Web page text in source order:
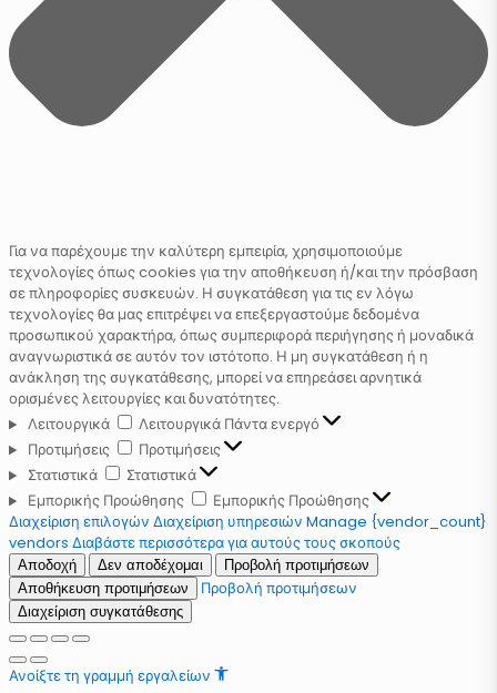
Για να παρέχουμε την καλύτερη εμπειρία, χρησιμοποιούμε
τεχνολογίες όπως cookies για την αποθήκευση ή/και την πρόσβαση
σε πληροφορίες συσκευών. Η συγκατάθεση για τις εν λόγω
τεχνολογίες θα μας επιτρέψει να επεξεργαστούμε δεδομένα
προσωπικού χαρακτήρα, όπως συμπεριφορά περιήγησης ή μοναδικά
αναγνωριστικά σε αυτόν τον ιστότοπο. Η μη συγκατάθεση ή η
ανάκληση της συγκατάθεσης, μπορεί να επηρεάσει αρνητικά
ορισμένες λειτουργίες και δυνατότητες.
Λειτουργικά
Λειτουργικά Πάντα ενεργό
Προτιμήσεις
Προτιμήσεις
Στατιστικά
Στατιστικά
Εμπορικής Προώθησης
Εμπορικής Προώθησης
Διαχείριση επιλογών Διαχείριση υπηρεσιών Manage {vendor_count}
vendors Διαβάστε περισσότερα για αυτούς τους σκοπούς
Αποδοχή Δεν αποδέχομαι
Προβολή προτιμήσεων
Αποθήκευση προτιμήσεων
Προβολή προτιμήσεων
Διαχείριση συγκατάθεσης
Ανοίξτε τη γραμμή εργαλείων